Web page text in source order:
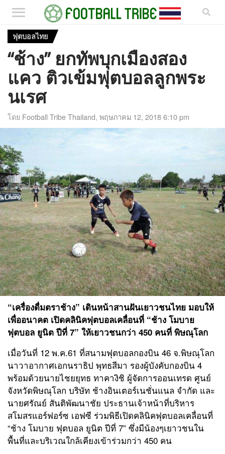
ฟุตบอลไทย
“ช้าง” ยกทัพบุกเมืองสอง
แคว ติวเข้มฟุตบอลลูกพระ
นเรศ
โดย Football Tribe Thailand, พฤษภาคม 12, 2018 6:10 pm
“เครื่องดื่มตราช้าง” เดินหน้าสานฝันเยาวชนไทย มอบให้
เพื่ออนาคต เปิดคลินิคฟุตบอลเคลื่อนที่ “ช้าง โมบาย
ฟุตบอล ยูนิต ปีที่ 7” ให้เยาวชนกว่า 450 คนที่ พิษณุโลก
เมื่อวันที่ 12 พ.ค.61 ที่สนามฟุตบอลกองบิน 46 จ.พิษณุโลก
นาวาอากาศเอกนราธิป พุทธสีมา รองผู้บังคับกองบิน 4
พร้อมด้วยนายไชยยุทธ ทาคางิชิ ผู้จัดการออนเทรด ศูนย์
จังหวัดพิษณุโลก บริษัท ช้างอินเตอร์เนชั่นแนล จำกัด และ
นายศรัณย์ สันติพัฒนาชัย ประธานเจ้าหน้าที่บริหาร
สโมสรแอร์ฟอร์ซ เอฟซี ร่วมพิธีเปิดคลินิคฟุตบอลเคลื่อนที่
“ช้าง โมบาย ฟุตบอล ยูนิต ปีที่ 7” ซึ่งมีน้องๆเยาวชนใน
พื้นที่และบริเวณใกล้เคียงเข้าร่วมกว่า 450 คน